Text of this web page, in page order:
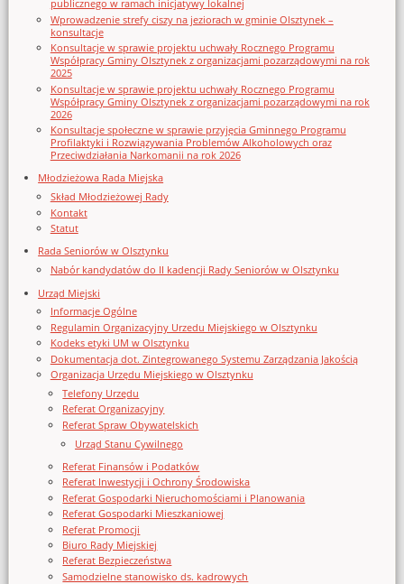
publicznego w ramach inicjatywy lokalnej
Wprowadzenie strefy ciszy na jeziorach w gminie Olsztynek –
konsultacje
Konsultacje w sprawie projektu uchwały Rocznego Programu
Współpracy Gminy Olsztynek z organizacjami pozarządowymi na rok
2025
Konsultacje w sprawie projektu uchwały Rocznego Programu
Współpracy Gminy Olsztynek z organizacjami pozarządowymi na rok
2026
Konsultacje społeczne w sprawie przyjęcia Gminnego Programu
Profilaktyki i Rozwiązywania Problemów Alkoholowych oraz
Przeciwdziałania Narkomanii na rok 2026
Młodzieżowa Rada Miejska
Skład Młodzieżowej Rady
Kontakt
Statut
Rada Seniorów w Olsztynku
Nabór kandydatów do II kadencji Rady Seniorów w Olsztynku
Urząd Miejski
Informacje Ogólne
Regulamin Organizacyjny Urzedu Miejskiego w Olsztynku
Kodeks etyki UM w Olsztynku
Dokumentacja dot. Zintegrowanego Systemu Zarządzania Jakością
Organizacja Urzędu Miejskiego w Olsztynku
Telefony Urzędu
Referat Organizacyjny
Referat Spraw Obywatelskich
Urząd Stanu Cywilnego
Referat Finansów i Podatków
Referat Inwestycji i Ochrony Środowiska
Referat Gospodarki Nieruchomościami i Planowania
Referat Gospodarki Mieszkaniowej
Referat Promocji
Biuro Rady Miejskiej
Referat Bezpieczeństwa
Samodzielne stanowisko ds. kadrowych